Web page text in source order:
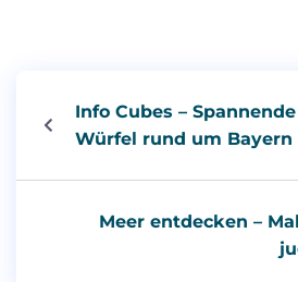
Info Cubes – Spannende
Würfel rund um Bayern
Meer entdecken –